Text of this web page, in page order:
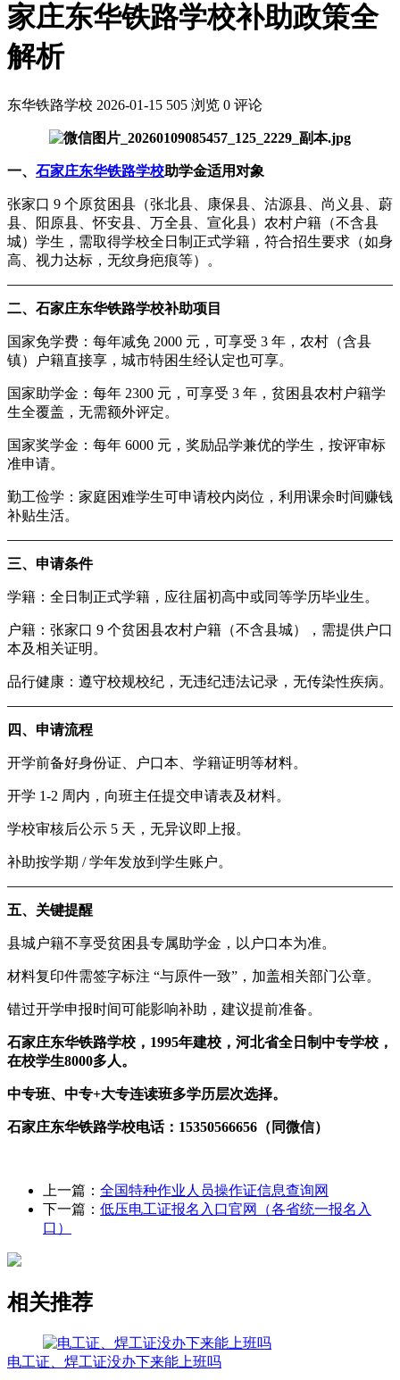
家庄东华铁路学校补助政策全
解析
东华铁路学校 2026-01-15 505 浏览 0 评论
一、 石家庄东华铁路学校助学金适用对象
张家口 9 个原贫困县（张北县、康保县、沽源县、尚义县、蔚
县、阳原县、怀安县、万全县、宣化县）农村户籍（不含县
城）学生，需取得学校全日制正式学籍，符合招生要求（如身
高、视力达标，无纹身疤痕等）。
二、石家庄东华铁路学校补助项目
国家免学费：每年减免 2000 元，可享受 3 年，农村（含县
镇）户籍直接享，城市特困生经认定也可享。
国家助学金：每年 2300 元，可享受 3 年，贫困县农村户籍学
生全覆盖，无需额外评定。
国家奖学金：每年 6000 元，奖励品学兼优的学生，按评审标
准申请。
勤工俭学：家庭困难学生可申请校内岗位，利用课余时间赚钱
补贴生活。
三、申请条件
学籍：全日制正式学籍，应往届初高中或同等学历毕业生。
户籍：张家口 9 个贫困县农村户籍（不含县城），需提供户口
本及相关证明。
品行健康：遵守校规校纪，无违纪违法记录，无传染性疾病。
四、申请流程
开学前备好身份证、户口本、学籍证明等材料。
开学 1-2 周内，向班主任提交申请表及材料。
学校审核后公示 5 天，无异议即上报。
补助按学期 / 学年发放到学生账户。
五、关键提醒
县城户籍不享受贫困县专属助学金，以户口本为准。
材料复印件需签字标注 “与原件一致”，加盖相关部门公章。
错过开学申报时间可能影响补助，建议提前准备。
石家庄东华铁路学校，1995年建校，河北省全日制中专学校，
在校学生8000多人。
中专班、中专+大专连读班多学历层次选择。
石家庄东华铁路学校电话：15350566656（同微信）
上一篇： 全国特种作业人员操作证信息查询网
下一篇： 低压电工证报名入口官网（各省统一报名入
口）
相关推荐
电工证、焊工证没办下来能上班吗